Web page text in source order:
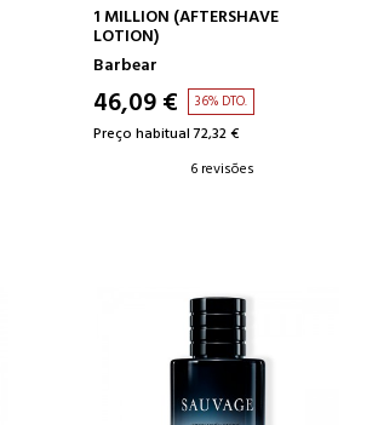
ADICIONAR AO CARRINHO
1 MILLION (AFTERSHAVE
LOTION)
Barbear
46,09 € 36% DTO.
Preço habitual 72,32 €
6 revisões